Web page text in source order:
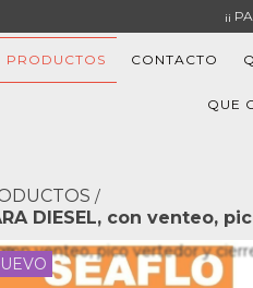
¡¡
PRODUCTOS CONTACTO
QUE
/
DIESEL, con venteo,